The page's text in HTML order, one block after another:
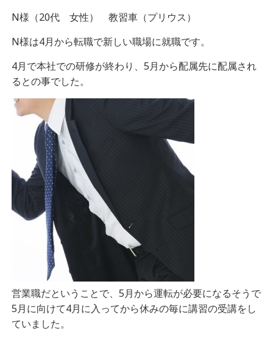
N様（20代 女性） 教習車（プリウス）
N様は4月から転職で新しい職場に就職です。
4月で本社での研修が終わり、5月から配属先に配属され
るとの事でした。
営業職だということで、5月から運転が必要になるそうで
5月に向けて4月に入ってから休みの毎に講習の受講をし
ていました。